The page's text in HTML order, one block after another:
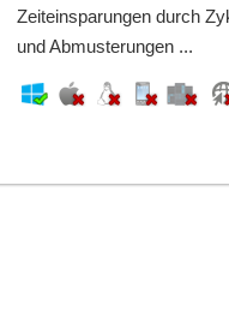
Zeiteinsparungen durch
und Abmusterungen ...